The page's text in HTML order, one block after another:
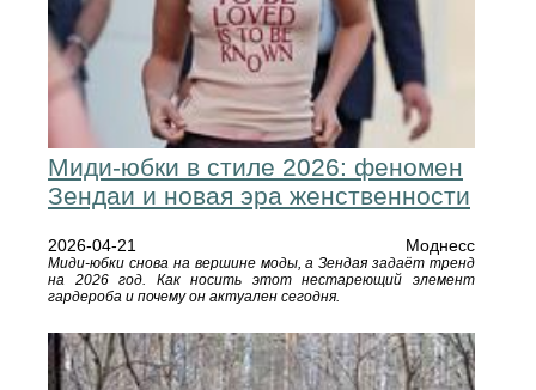
Миди-юбки в стиле 2026: феномен
Зендаи и новая эра женственности
2026-04-21 Моднесс
Миди-юбки снова на вершине моды, а Зендая задаёт тренд
на 2026 год. Как носить этот нестареющий элемент
гардероба и почему он актуален сегодня.